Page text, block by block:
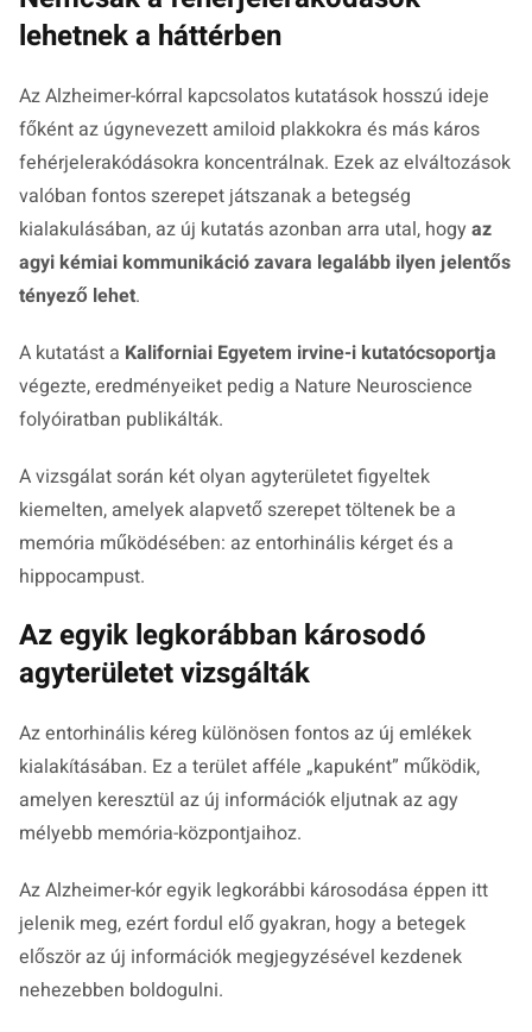
lehetnek a háttérben
Az Alzheimer-kórral kapcsolatos kutatások hosszú ideje
főként az úgynevezett amiloid plakkokra és más káros
fehérjelerakódásokra koncentrálnak. Ezek az elváltozások
valóban fontos szerepet játszanak a betegség
kialakulásában, az új kutatás azonban arra utal, hogy az
agyi kémiai kommunikáció zavara legalább ilyen jelentős
tényező lehet.
A kutatást a Kaliforniai Egyetem irvine-i kutatócsoportja
végezte, eredményeiket pedig a Nature Neuroscience
folyóiratban publikálták.
A vizsgálat során két olyan agyterületet figyeltek
kiemelten, amelyek alapvető szerepet töltenek be a
memória működésében: az entorhinális kérget és a
hippocampust.
Az egyik legkorábban károsodó
agyterületet vizsgálták
Az entorhinális kéreg különösen fontos az új emlékek
kialakításában. Ez a terület afféle „kapuként” működik,
amelyen keresztül az új információk eljutnak az agy
mélyebb memória-központjaihoz.
Az Alzheimer-kór egyik legkorábbi károsodása éppen itt
jelenik meg, ezért fordul elő gyakran, hogy a betegek
először az új információk megjegyzésével kezdenek
nehezebben boldogulni.